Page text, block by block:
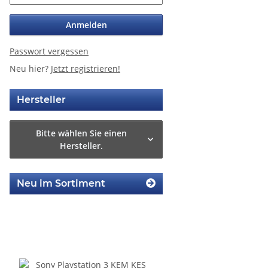
Anmelden
Passwort vergessen
Neu hier? Jetzt registrieren!
Hersteller
Bitte wählen Sie einen
Hersteller.
Neu im Sortiment